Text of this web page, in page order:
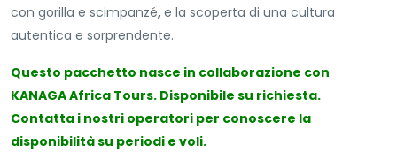
con gorilla e scimpanzé, e la scoperta di una cultura
autentica e sorprendente.
Questo pacchetto nasce in collaborazione con
KANAGA Africa Tours. Disponibile su richiesta.
Contatta i nostri operatori per conoscere la
disponibilità su periodi e voli.